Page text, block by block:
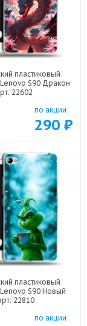
пластиковый
S90 Дракон
22602
по акции
290 ₽
пластиковый
S90 Новый
22810
по акции